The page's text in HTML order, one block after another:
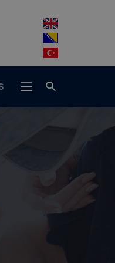
Adres
Hrasnička
15, 71210 Ilidža